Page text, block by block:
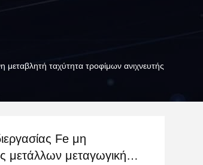
μεταβλητή ταχύτητα τροφίμων ανιχνευτής
Fe μη
μετάλλων μεταγωγική